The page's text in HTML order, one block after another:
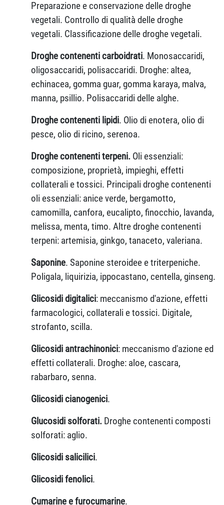
Preparazione e conservazione delle droghe
vegetali. Controllo di qualità delle droghe
vegetali. Classificazione delle droghe vegetali.
Droghe contenenti carboidrati. Monosaccaridi,
oligosaccaridi, polisaccaridi. Droghe: altea,
echinacea, gomma guar, gomma karaya, malva,
manna, psillio. Polisaccaridi delle alghe.
Droghe contenenti lipidi. Olio di enotera, olio di
pesce, olio di ricino, serenoa.
Droghe contenenti terpeni. Oli essenziali:
composizione, proprietà, impieghi, effetti
collaterali e tossici. Principali droghe contenenti
oli essenziali: anice verde, bergamotto,
camomilla, canfora, eucalipto, finocchio, lavanda,
melissa, menta, timo. Altre droghe contenenti
terpeni: artemisia, ginkgo, tanaceto, valeriana.
Saponine. Saponine steroidee e triterpeniche.
Poligala, liquirizia, ippocastano, centella, ginseng.
Glicosidi digitalici: meccanismo d'azione, effetti
farmacologici, collaterali e tossici. Digitale,
strofanto, scilla.
Glicosidi antrachinonici: meccanismo d'azione ed
effetti collaterali. Droghe: aloe, cascara,
rabarbaro, senna.
Glicosidi cianogenici.
Glucosidi solforati. Droghe contenenti composti
solforati: aglio.
Glicosidi salicilici.
Glicosidi fenolici.
Cumarine e furocumarine.